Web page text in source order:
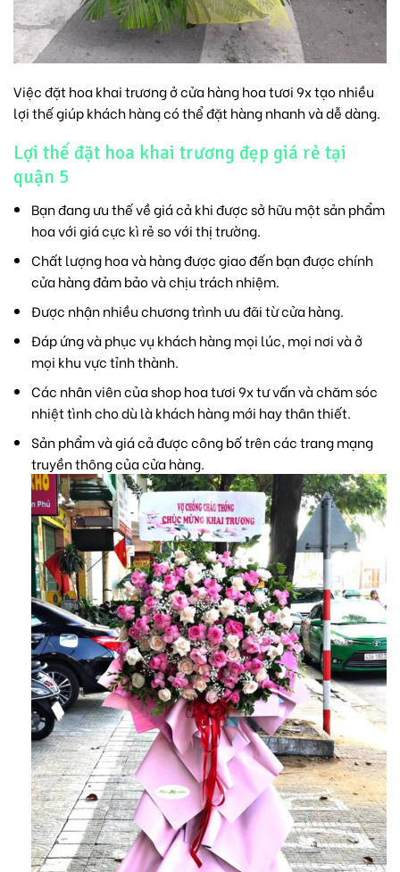
Việc đặt hoa khai trương ở cửa hàng hoa tươi 9x tạo nhiều
lợi thế giúp khách hàng có thể đặt hàng nhanh và dễ dàng.
Lợi thế đặt hoa khai trương đẹp giá rẻ tại
quận 5
Bạn đang ưu thế về giá cả khi được sở hữu một sản phẩm
hoa với giá cực kì rẻ so với thị trường.
Chất lượng hoa và hàng được giao đến bạn được chính
cửa hàng đảm bảo và chịu trách nhiệm.
Được nhận nhiều chương trình ưu đãi từ cửa hàng.
Đáp ứng và phục vụ khách hàng mọi lúc, mọi nơi và ở
mọi khu vực tỉnh thành.
Các nhân viên của shop hoa tươi 9x tư vấn và chăm sóc
nhiệt tình cho dù là khách hàng mới hay thân thiết.
Sản phẩm và giá cả được công bố trên các trang mạng
truyền thông của cửa hàng.